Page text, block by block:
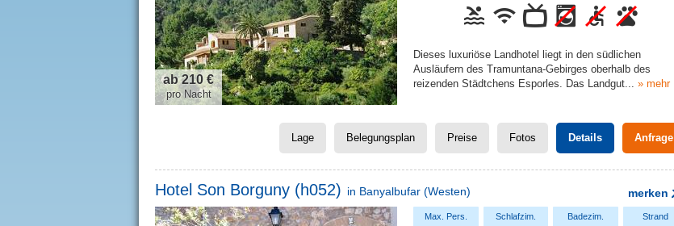
ab 210 €
pro Nacht
Dieses luxuriöse Landhotel liegt in den südlichen
Ausläufern des Tramuntana-Gebirges oberhalb des
reizenden Städtchens Esporles. Das Landgut... » mehr
Lage Belegungsplan Preise Fotos Details Anfrage
Hotel Son Borguny (h052) in Banyalbufar (Westen) merken